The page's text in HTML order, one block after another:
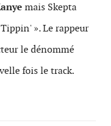
mais Skepta
». Le rappeur
le dénommé
fois le track.